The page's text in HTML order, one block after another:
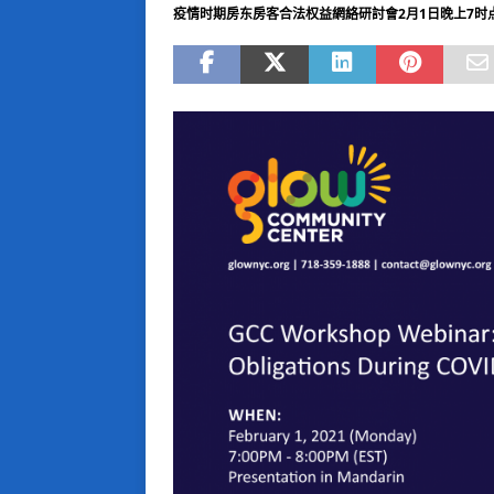
疫情时期房东房客合法权益網絡研討會2月1日晚上7时